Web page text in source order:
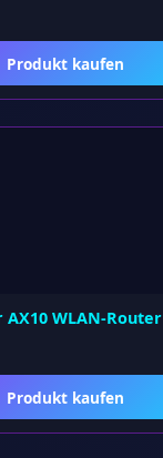
Produkt kaufen
WLAN-Router
Produkt kaufen